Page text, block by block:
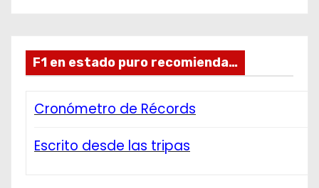
F1 en estado puro recomienda…
Cronómetro de Récords
Escrito desde las tripas